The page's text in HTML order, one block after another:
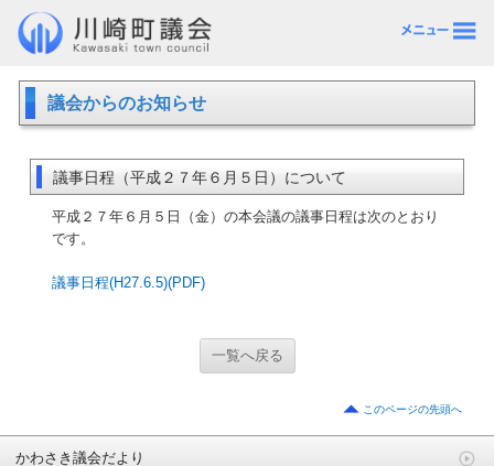
議会からのお知らせ
議事日程（平成２７年６月５日）について
平成２７年６月５日（金）の本会議の議事日程は次のとおり
です。
議事日程(H27.6.5)(PDF)
一覧へ戻る
このページの先頭へ
かわさき議会だより